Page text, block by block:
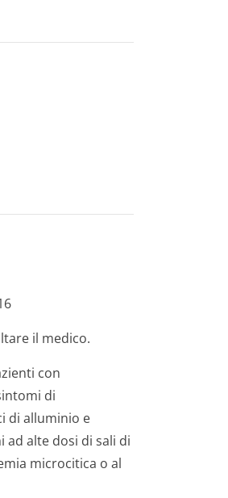
il medico.
con
di
di alluminio e
ad alte dosi di sali di
microcitica o al